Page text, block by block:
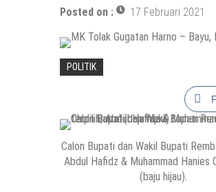
Posted on : 17 Februari 2021
POLITIK
Calon Bupati dan Wakil Bupati
Abdul Hafidz & Muhammad Hanies
(baju hijau).